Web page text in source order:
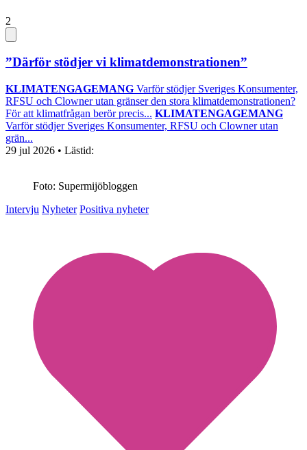
2
”Därför stödjer vi klimatdemonstrationen”
KLIMATENGAGEMANG Varför stödjer Sveriges Konsumenter,
RFSU och Clowner utan gränser den stora klimatdemonstrationen?
För att klimatfrågan berör precis... KLIMATENGAGEMANG
Varför stödjer Sveriges Konsumenter, RFSU och Clowner utan
grän...
29 jul 2026 • Lästid:
Foto: Supermijöbloggen
Intervju Nyheter Positiva nyheter